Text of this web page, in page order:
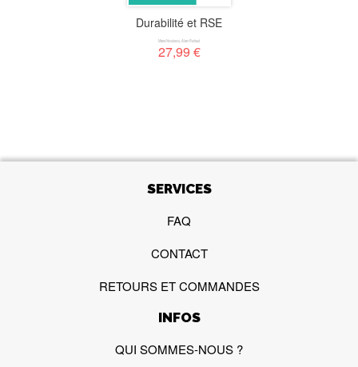
Durabilité et RSE
Maria Niculescu Alain Burlaud
27,99 €
SERVICES
FAQ
CONTACT
RETOURS ET COMMANDES
INFOS
QUI SOMMES-NOUS ?